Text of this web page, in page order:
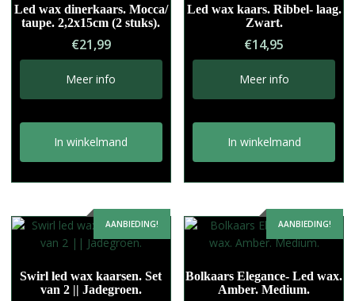
Led wax dinerkaars. Mocca/
taupe. 2,2x15cm (2 stuks).
€21,99
Meer info
In winkelmand
Led wax kaars. Ribbel- laag.
Zwart.
€14,95
Meer info
In winkelmand
AANBIEDING!
Swirl led wax kaarsen. Set
van 2 || Jadegroen.
AANBIEDING!
Bolkaars Elegance- Led wax.
Amber. Medium.